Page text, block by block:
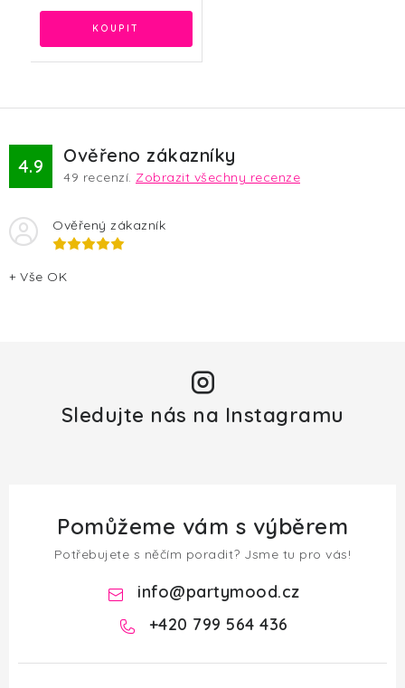
4.9 Ověřeno zákazníky
49 recenzí. Zobrazit všechny recenze
Ověřený zákazník
+ Vše OK
Sledujte nás na Instagramu
Pomůžeme vám s výběrem
Potřebujete s něčím poradit? Jsme tu pro vás!
info@partymood.cz
+420 799 564 436